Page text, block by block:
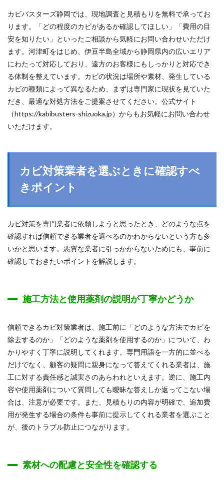
カビバスターズ静岡では、現地調査と見積もりを無料で承ってお
ります。「どの程度のカビがあるか確認してほしい」「費用の目
安を知りたい」といったご相談から気軽にお問い合わせいただけ
ます。河津町をはじめ、伊豆半島全域から静岡県内の広いエリア
にわたって対応しており、遠方のお客様にもしっかりと対応でき
る体制を整えています。カビの状況は場所や素材、発生している
カビの種類によって異なるため、まずは専門家に現状を見ていた
だき、最適な対処方法をご提案させてください。公式サイト
（https://kabibusters-shizuoka.jp）からもお気軽にお問い合わせ
いただけます。
カビ対策業者を選ぶときに確認すべ
きポイント
カビ対策を専門業者に依頼しようと思ったとき、どのような点を
確認すれば信頼できる業者を選べるのかわからないという方も多
いかと思います。悪質な業者に引っかからないためにも、事前に
確認しておきたいポイントを解説します。
施工方法と使用薬剤の説明が丁寧かどうか
信頼できるカビ対策業者は、施工前に「どのような方法でカビを
除去するのか」「どのような薬剤を使用するのか」について、わ
かりやすく丁寧に説明してくれます。専門用語を一方的に並べる
だけでなく、顧客の疑問に親身になって答えてくれる業者は、施
工に対する責任感と誠実さのあらわれといえます。逆に、施工内
容や使用薬剤について質問しても曖昧な答えしか返ってこない場
合は、注意が必要です。また、見積もりの内容が明確で、追加費
用が発生する場合の条件も事前に提示してくれる業者を選ぶこと
が、後のトラブル防止につながります。
素材への配慮と安全性を確認する